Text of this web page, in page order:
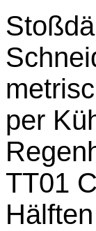
per
TT01